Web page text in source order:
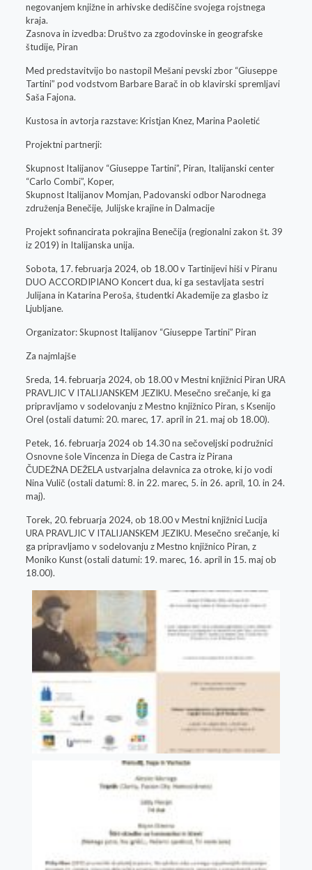
negovanjem knjižne in arhivske dediščine svojega rojstnega
kraja.
Zasnova in izvedba: Društvo za zgodovinske in geografske
študije, Piran
Med predstavitvijo bo nastopil Mešani pevski zbor “Giuseppe
Tartini” pod vodstvom Barbare Barač in ob klavirski spremljavi
Saša Fajona.
Kustosa in avtorja razstave: Kristjan Knez, Marina Paoletić
Projektni partnerji:
Skupnost Italijanov “Giuseppe Tartini”, Piran, Italijanski center
“Carlo Combi”, Koper,
Skupnost Italijanov Momjan, Padovanski odbor Narodnega
združenja Benečije, Julijske krajine in Dalmacije
Projekt sofinancirata pokrajina Benečija (regionalni zakon št. 39
iz 2019) in Italijanska unija.
Sobota, 17. februarja 2024, ob 18.00 v Tartinijevi hiši v Piranu
DUO ACCORDIPIANO Koncert dua, ki ga sestavljata sestri
Julijana in Katarina Peroša, študentki Akademije za glasbo iz
Ljubljane.
Organizator: Skupnost Italijanov “Giuseppe Tartini” Piran
Za najmlajše
Sreda, 14. februarja 2024, ob 18.00 v Mestni knjižnici Piran URA
PRAVLJIC V ITALIJANSKEM JEZIKU. Mesečno srečanje, ki ga
pripravljamo v sodelovanju z Mestno knjižnico Piran, s Ksenijo
Orel (ostali datumi: 20. marec, 17. april in 21. maj ob 18.00).
Petek, 16. februarja 2024 ob 14.30 na sečoveljski podružnici
Osnovne šole Vincenza in Diega de Castra iz Pirana
ČUDEŽNA DEŽELA ustvarjalna delavnica za otroke, ki jo vodi
Nina Vulič (ostali datumi: 8. in 22. marec, 5. in 26. april, 10. in 24.
maj).
Torek, 20. februarja 2024, ob 18.00 v Mestni knjižnici Lucija
URA PRAVLJIC V ITALIJANSKEM JEZIKU. Mesečno srečanje, ki
ga pripravljamo v sodelovanju z Mestno knjižnico Piran, z
Moniko Kunst (ostali datumi: 19. marec, 16. april in 15. maj ob
18.00).